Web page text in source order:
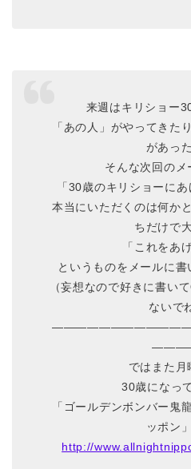
来週はキリショー
「あの人」がやってきた
があっ
そんな次回のメ
「30歳のキリショーに
本当にいただくのは何か
ちだけで
「これをあ
というものをメールに書
（妄想なので好きに書い
ないで
ではまた月
30歳になっ
「ゴールデンボンバー鬼
ッポン
http://